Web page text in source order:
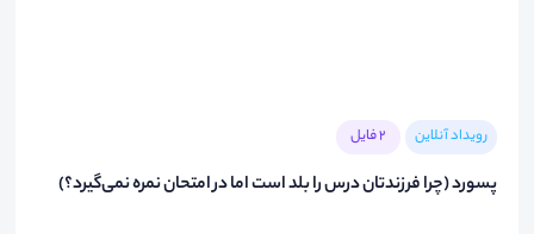
رویداد آنلاین 2 فایل
پسورد (چرا فرزندتان درس را بلد است اما در امتحان نمره نمی‌گیرد؟)